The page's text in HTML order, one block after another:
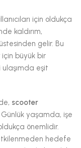
için oldukça
kaldırım,
gelir. Bu
için büyük bir
eşit
scooter
Günlük yaşamda, işe
önemlidir.
hedefe